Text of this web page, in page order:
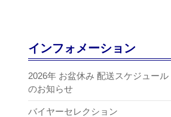
インフォメーション
2026年 お盆休み 配送スケジュール
のお知らせ
バイヤーセレクション